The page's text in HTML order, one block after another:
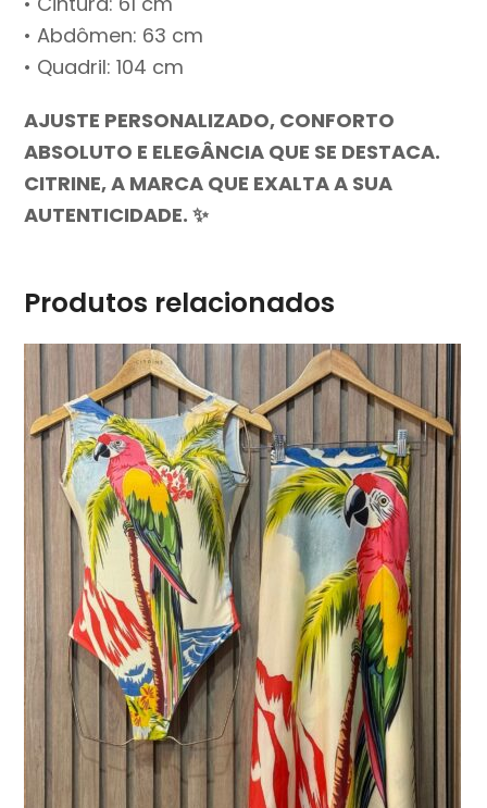
• Abdômen: 63 cm
• Quadril: 104 cm
AJUSTE PERSONALIZADO, CONFORTO
ABSOLUTO E ELEGÂNCIA QUE SE DESTACA.
CITRINE, A MARCA QUE EXALTA A SUA
AUTENTICIDADE. ✨
Produtos relacionados